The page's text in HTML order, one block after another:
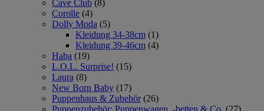
Cave Club (8)
Corolle (4)
Dolly Moda (5)
Kleidung 34-38cm (1)
Kleidung 39-46cm (4)
Haba (19)
L.O.L. Surprise! (15)
Laura (8)
New Born Baby (17)
Puppenhaus & Zubehör (26)
Puppenzubehör: Puppenwagen, -betten & Co. (27)